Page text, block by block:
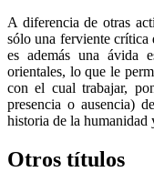
A diferencia de otras
sólo una ferviente crítica
es además una ávida
orientales, lo que le
con el cual trabajar,
presencia o ausencia)
historia de la humanidad
Otros títulos